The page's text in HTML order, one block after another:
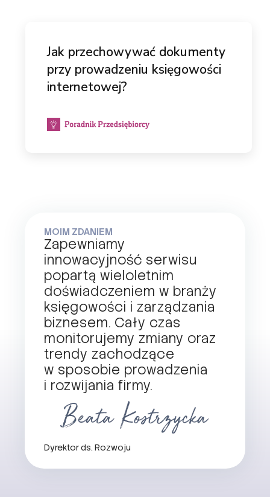
Jak przechowywać dokumenty
przy prowadzeniu księgowości
internetowej?
MOIM ZDANIEM
Zapewniamy
innowacyjność serwisu
popartą wieloletnim
doświadczeniem w branży
księgowości i zarządzania
biznesem. Cały czas
monitorujemy zmiany oraz
trendy zachodzące
w sposobie prowadzenia
i rozwijania firmy.
Dyrektor ds. Rozwoju